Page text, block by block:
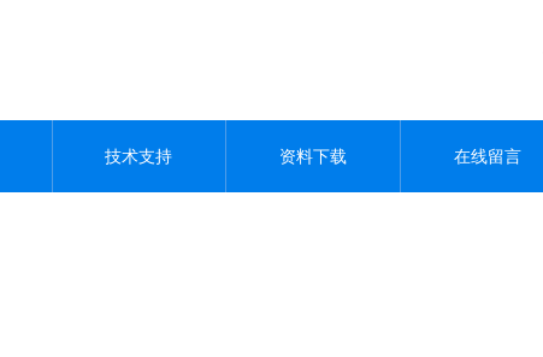
技术支持 资料下载 在线留言